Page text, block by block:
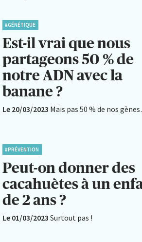
#GÉNÉTIQUE
Est-il vrai que nous
partageons 50 % de
notre ADN avec la
banane ?
Le 20/03/2023 Mais pas 50 % de nos
#PRÉVENTION
Peut-on donner des
cacahuètes à un
de 2 ans ?
Le 01/03/2023 Surtout pas !